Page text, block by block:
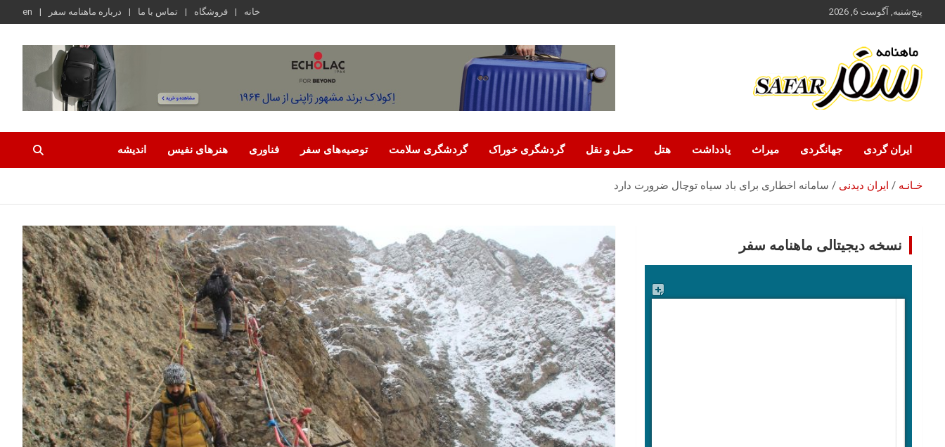
محتوا
پنج‌شنبه, آگوست 6, 2026 خانه فروشگاه تماس با ما درباره ماهنامه سفر en
سفر آنلاین
ایران گردی جهانگردی میراث یادداشت هتل حمل‌ و نقل گردشگری خوراک گردشگری سلامت توصیه‌های سفر فناوری هنرهای نفیس اندیشه
خـانـه ایران‌ دیدنی سامانه اخطاری برای باد سیاه توچال ضرورت دارد
نسخه دیجیتالی ماهنامه سفر